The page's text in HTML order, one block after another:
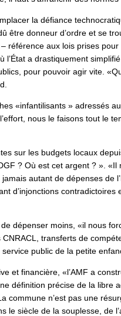
la défiance
être donneur d’ordre et se
référence aux lois prises
l’État a drastiquement
pour pouvoir agir vite.
«infantilisants » adressés
nous le faisons tout le
sur les budgets locaux
? Où est cet argent ? ». «Il
autant de dépenses de
d’injonctions contradictoires
dépenser moins, «il nous
transferts de
public de la petite
et financière, «l’AMF a
définition précise de la libre
commune n’est pas une
le siècle de la souplesse, de